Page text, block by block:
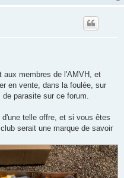
aux membres de l'AMVH, et
en vente, dans la foulée, sur
parasite sur ce forum.
telle offre, et si vous êtes
serait une marque de savoir